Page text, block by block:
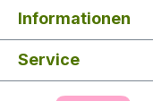
Informationen
Service